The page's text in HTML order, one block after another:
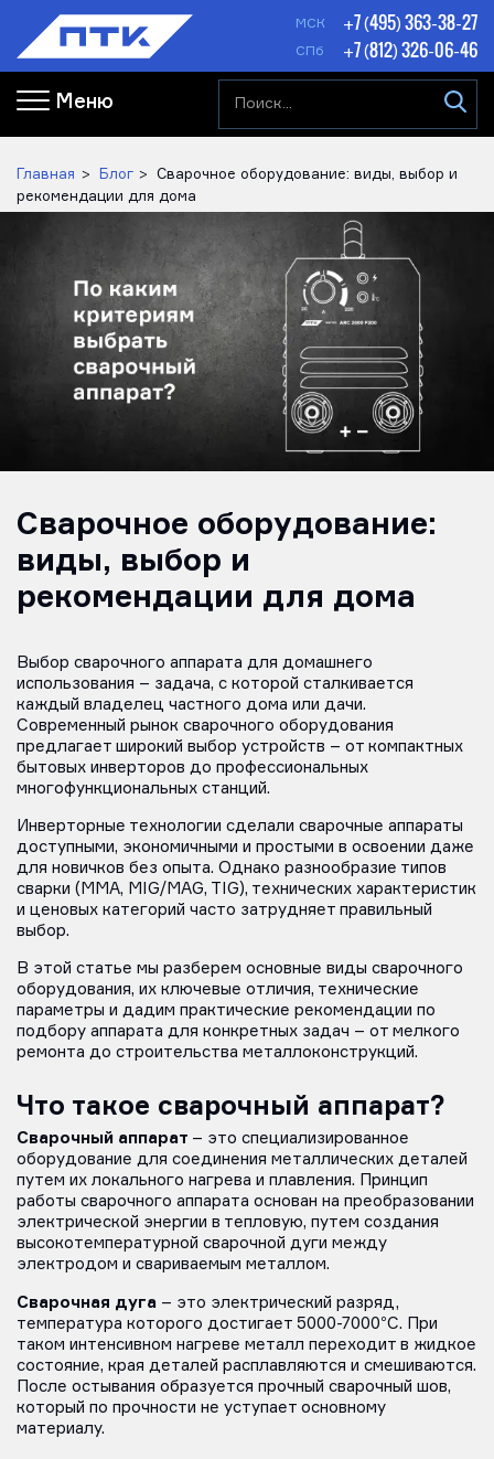
МСК +7 (495) 363-38-27
СПб +7 (812) 326-06-46
Меню
Главная Блог
Сварочное оборудование: виды, выбор и
рекомендации для дома
Сварочное оборудование:
виды, выбор и
рекомендации для дома
Выбор сварочного аппарата для домашнего
использования – задача, с которой сталкивается
каждый владелец частного дома или дачи.
Современный рынок сварочного оборудования
предлагает широкий выбор устройств – от компактных
бытовых инверторов до профессиональных
многофункциональных станций.
Инверторные технологии сделали сварочные аппараты
доступными, экономичными и простыми в освоении даже
для новичков без опыта. Однако разнообразие типов
сварки (MMA, MIG/MAG, TIG), технических характеристик
и ценовых категорий часто затрудняет правильный
выбор.
В этой статье мы разберем основные виды сварочного
оборудования, их ключевые отличия, технические
параметры и дадим практические рекомендации по
подбору аппарата для конкретных задач – от мелкого
ремонта до строительства металлоконструкций.
Что такое сварочный аппарат?
Сварочный аппарат – это специализированное
оборудование для соединения металлических деталей
путем их локального нагрева и плавления. Принцип
работы сварочного аппарата основан на преобразовании
электрической энергии в тепловую, путем создания
высокотемпературной сварочной дуги между
электродом и свариваемым металлом.
Сварочная дуга – это электрический разряд,
температура которого достигает 5000-7000°C. При
таком интенсивном нагреве металл переходит в жидкое
состояние, края деталей расплавляются и смешиваются.
После остывания образуется прочный сварочный шов,
который по прочности не уступает основному
материалу.